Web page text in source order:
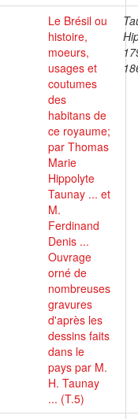
Le Brésil ou
histoire,
moeurs,
usages et
coutumes
des
habitans de
ce royaume;
par Thomas
Marie
Hippolyte
Taunay ... et
M.
Ferdinand
Denis ...
Ouvrage
orné de
nombreuses
gravures
d'après les
dessins faits
dans le
pays par M.
H. Taunay
... (T.5)